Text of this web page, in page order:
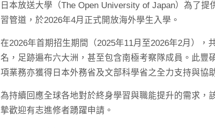
日本放送大學（The Open University of Japan）為了
習管道，於2026年4月正式開放海外學生入學。
在2026年首期招生期間（2025年11月至2026年2月）
名，足跡遍布六大洲，甚至包含南極考察隊成員。此豐
項業務亦獲得日本外務省及文部科學省之全力支持與協
為持續回應全球各地對於終身學習與職能提升的需求，
摯歡迎有志進修者踴躍申請。